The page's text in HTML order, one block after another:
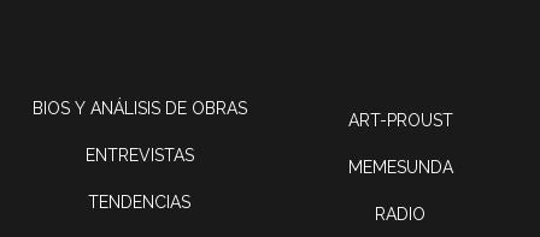
BIOS Y ANÁLISIS DE OBRAS
ENTREVISTAS
TENDENCIAS
ART-PROUST
MEMESUNDA
RADIO